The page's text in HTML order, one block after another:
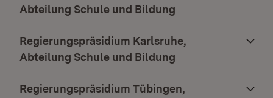
Abteilung Schule und Bildung
Regierungspräsidium Karlsruhe,
Abteilung Schule und Bildung
Regierungspräsidium Tübingen,